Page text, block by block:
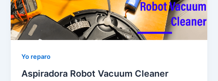
Yo reparo
Aspiradora Robot Vacuum Cleaner